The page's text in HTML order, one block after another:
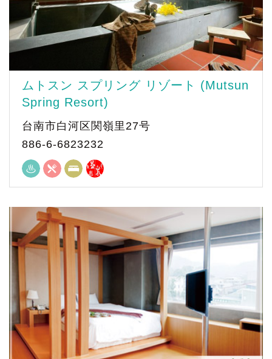
ムトスン スプリング リゾート (Mutsun
Spring Resort)
台南市白河区関嶺里27号
886-6-6823232